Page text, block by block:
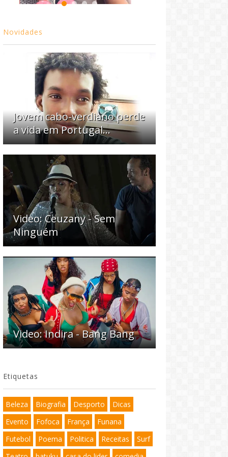
Novidades
Jovem cabo-verdiano perde
a vida em Portugal...
Video: Ceuzany - Sem
Ninguém
Video: Indira - Bang Bang
Etiquetas
Beleza Biografia Desporto
Dicas
Evento
Fofoca França
Funana
Futebol
Poema Politica Receitas
Surf